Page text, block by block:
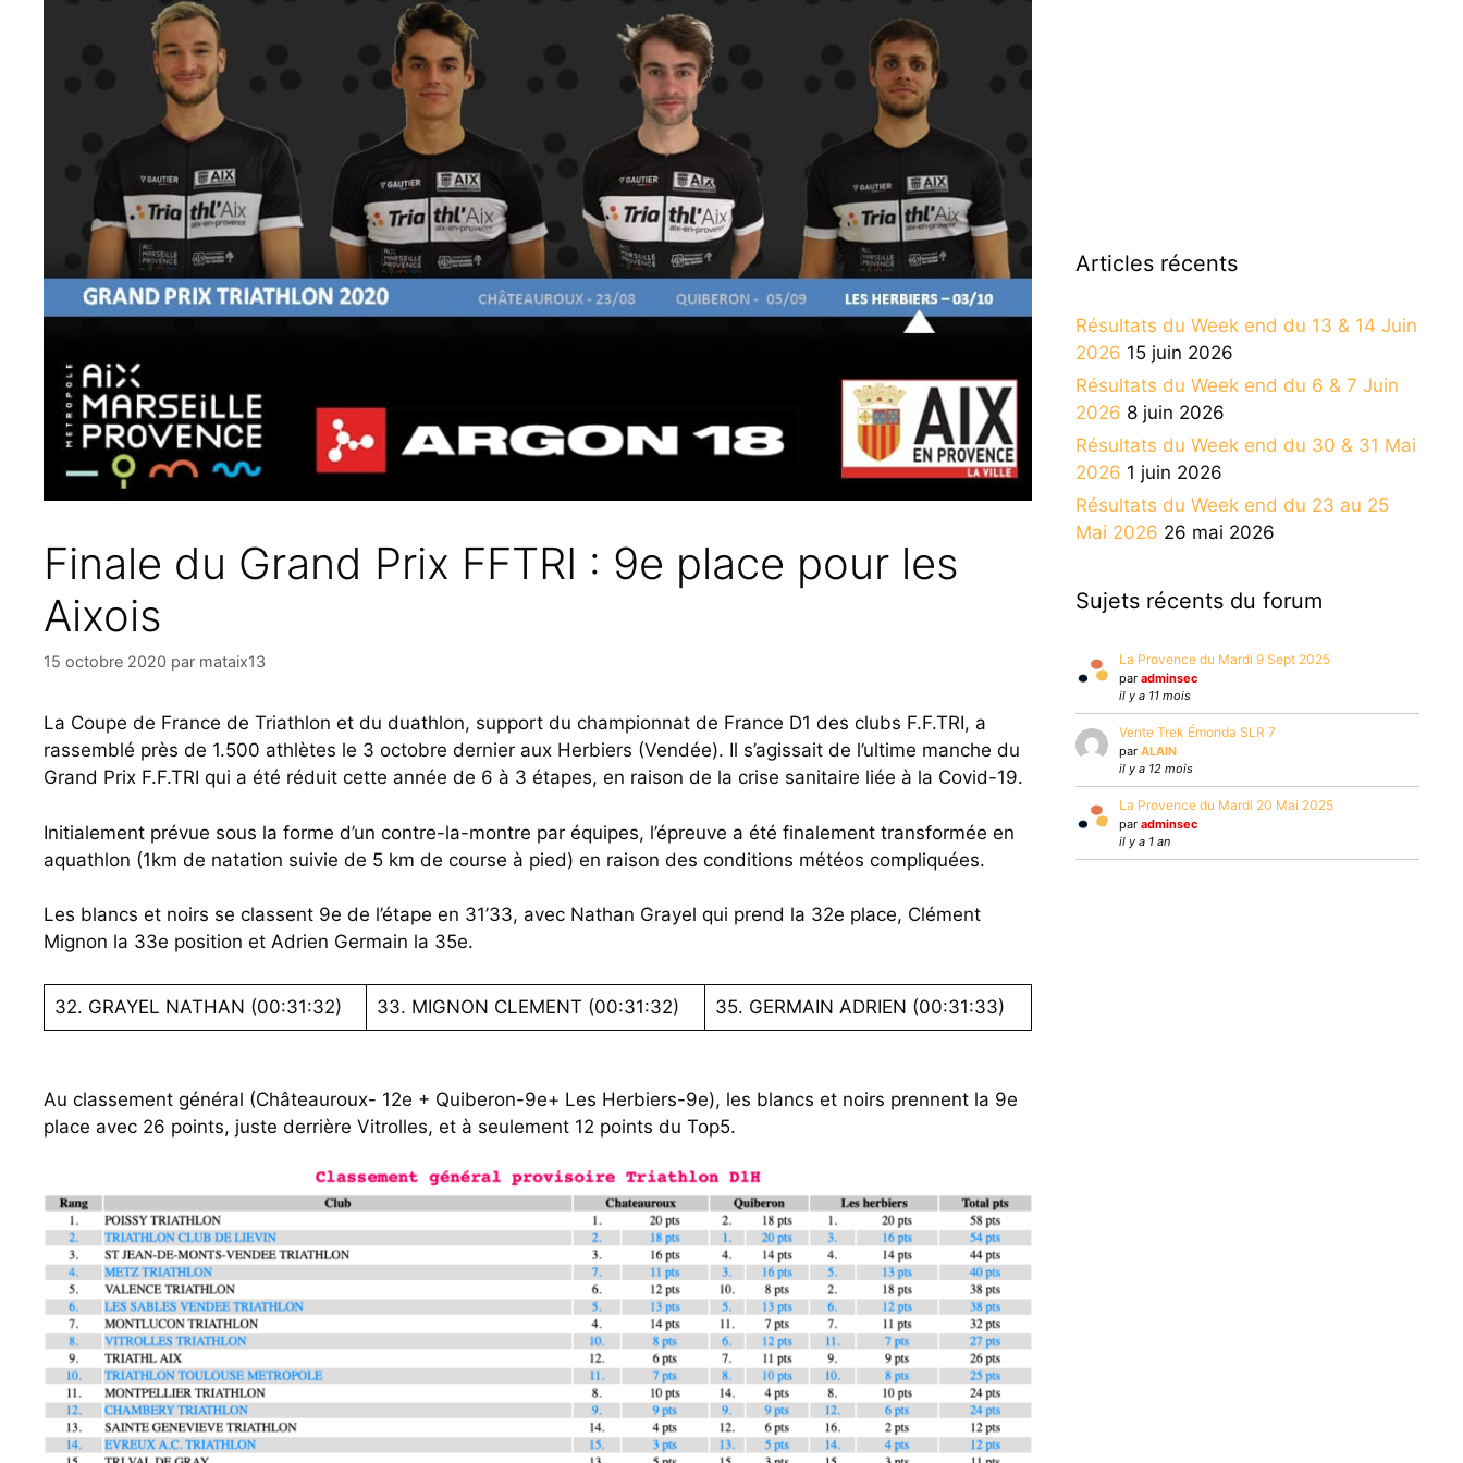
Finale du Grand Prix FFTRI : 9e place pour les
Aixois
15 octobre 2020 par mataix13
La Coupe de France de Triathlon et du duathlon, support du championnat de France D1 des clubs F.F.TRI, a
rassemblé près de 1.500 athlètes le 3 octobre dernier aux Herbiers (Vendée). Il s’agissait de l’ultime manche du
Grand Prix F.F.TRI qui a été réduit cette année de 6 à 3 étapes, en raison de la crise sanitaire liée à la Covid-19.
Initialement prévue sous la forme d’un contre-la-montre par équipes, l’épreuve a été finalement transformée en
aquathlon (1km de natation suivie de 5 km de course à pied) en raison des conditions météos compliquées.
Les blancs et noirs se classent 9e de l’étape en 31’33, avec Nathan Grayel qui prend la 32e place, Clément
Mignon la 33e position et Adrien Germain la 35e.
32. GRAYEL NATHAN (00:31:32) 33. MIGNON CLEMENT (00:31:32) 35. GERMAIN ADRIEN (00:31:33)
Au classement général (Châteauroux- 12e + Quiberon-9e+ Les Herbiers-9e), les blancs et noirs prennent la 9e
place avec 26 points, juste derrière Vitrolles, et à seulement 12 points du Top5.
Articles récents
Résultats du Week end du 13 & 14 Juin
2026 15 juin 2026
Résultats du Week end du 6 & 7 Juin
2026 8 juin 2026
Résultats du Week end du 30 & 31 Mai
2026 1 juin 2026
Résultats du Week end du 23 au 25
Mai 2026 26 mai 2026
Sujets récents du forum
La Provence du Mardi 9 Sept 2025
par adminsec
il y a 11 mois
Vente Trek Émonda SLR 7
par ALAIN
il y a 12 mois
La Provence du Mardi 20 Mai 2025
par adminsec
il y a 1 an